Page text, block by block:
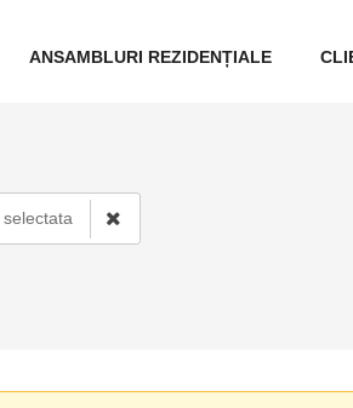
ANSAMBLURI REZIDENȚIALE
selectata